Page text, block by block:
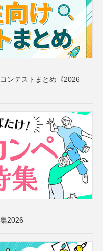
ンテストまとめ《2026
2026